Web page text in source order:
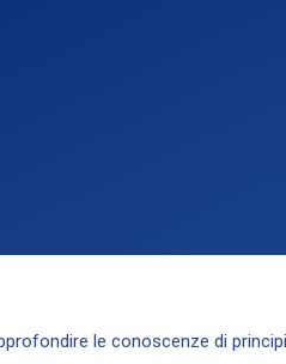
le conoscenze di